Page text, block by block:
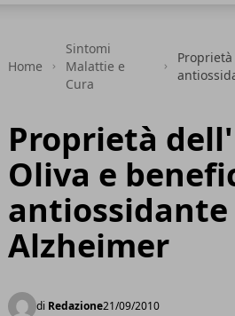
Home
Sintomi
Malattie e
Cura
Proprietà
Oliva e
Alzheimer
di Redazione21/09/2010